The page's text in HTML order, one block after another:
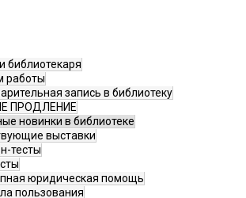
библиотекаря
работы
запись в библиотеку
ПРОДЛЕНИЕ
новинки в библиотеке
выставки
тесты
юридическая помощь
пользования